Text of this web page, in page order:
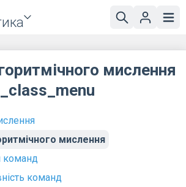
мислення
команд
команд
мислення